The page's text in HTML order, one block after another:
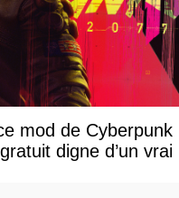
mod de Cyberpunk
digne d’un vrai